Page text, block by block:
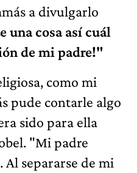
a divulgarlo
una cosa así cuál
de mi padre!"
como mi
pude contarle algo
sido para ella
"Mi padre
separarse de mi